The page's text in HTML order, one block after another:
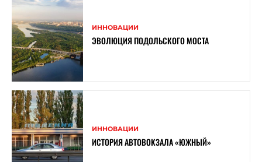
ИННОВАЦИИ
ЭВОЛЮЦИЯ ПОДОЛЬСКОГО МОСТА
ИННОВАЦИИ
ИСТОРИЯ АВТОВОКЗАЛА «ЮЖНЫЙ»